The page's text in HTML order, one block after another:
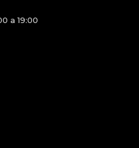
a 19:00